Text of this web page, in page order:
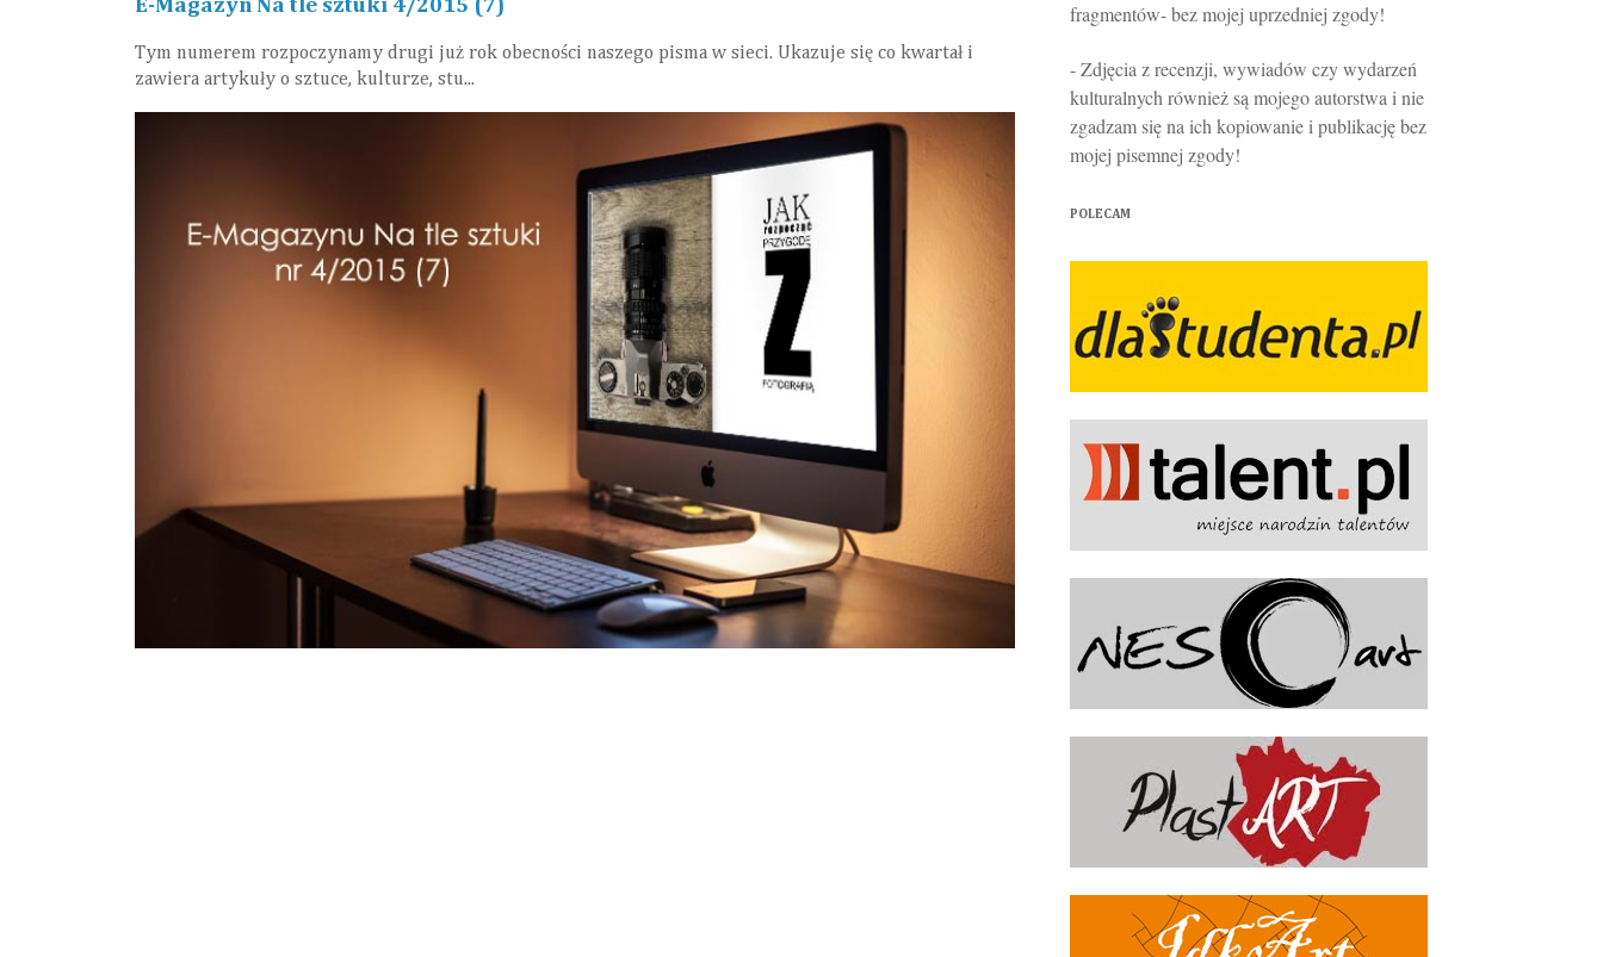
E-Magazyn Na tle sztuki 4/2015 (7)
Tym numerem rozpoczynamy drugi już rok obecności naszego pisma w sieci. Ukazuje się co kwartał i
zawiera artykuły o sztuce, kulturze, stu...
fragmentów- bez mojej uprzedniej zgody!
- Zdjęcia z recenzji, wywiadów czy wydarzeń
kulturalnych również są mojego autorstwa i nie
zgadzam się na ich kopiowanie i publikację bez
mojej pisemnej zgody!
POLECAM